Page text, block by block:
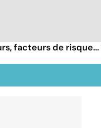
facteurs de